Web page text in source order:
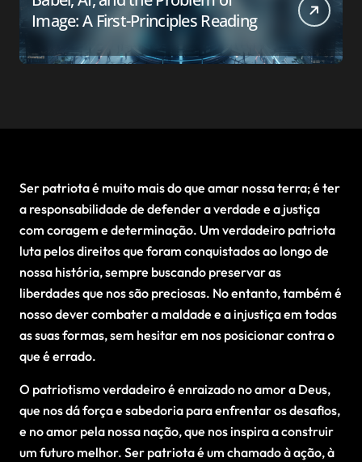
Image: A First-Principles Reading
Ser patriota é muito mais do que amar nossa terra; é ter
a responsabilidade de defender a verdade e a justiça
com coragem e determinação. Um verdadeiro patriota
luta pelos direitos que foram conquistados ao longo de
nossa história, sempre buscando preservar as
liberdades que nos são preciosas. No entanto, também é
nosso dever combater a maldade e a injustiça em todas
as suas formas, sem hesitar em nos posicionar contra o
que é errado.
O patriotismo verdadeiro é enraizado no amor a Deus,
que nos dá força e sabedoria para enfrentar os desafios,
e no amor pela nossa nação, que nos inspira a construir
um futuro melhor. Ser patriota é um chamado à ação, à